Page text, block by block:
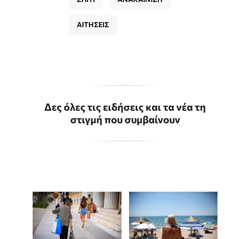
ΑΙΤΗΣΕΙΣ
Δες όλες τις ειδήσεις και τα νέα τη
στιγμή που συμβαίνουν